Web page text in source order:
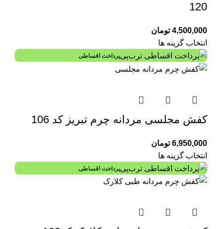
120
4,500,000 تومان
انتخاب گزینه ها
پرداخت اقساطی
کفش مجلسی مردانه چرم تبریز کد 106
6,950,000 تومان
انتخاب گزینه ها
پرداخت اقساطی